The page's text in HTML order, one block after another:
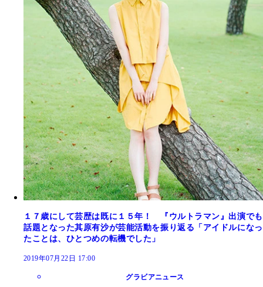
１７歳にして芸歴は既に１５年！ 『ウルトラマン』出演でも
話題となった其原有沙が芸能活動を振り返る「アイドルになっ
たことは、ひとつめの転機でした」
2019年07月22日 17:00
グラビアニュース